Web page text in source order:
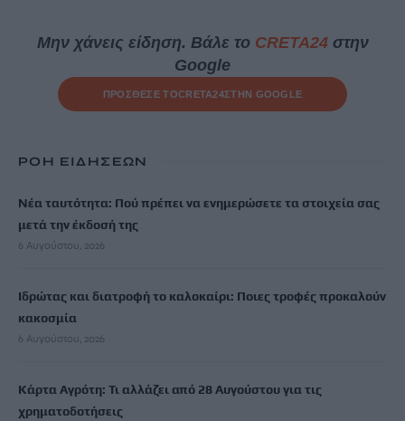
Μην χάνεις είδηση. Βάλε το CRETA24στην
Google
ΠΡΟΣΘΕΣΕ ΤΟCRETA24ΣΤΗΝ GOOGLE
ΡΟΗ ΕΙΔΗΣΕΩΝ
Νέα ταυτότητα: Πού πρέπει να ενημερώσετε τα στοιχεία σας
μετά την έκδοσή της
6 Αυγούστου, 2026
Ιδρώτας και διατροφή το καλοκαίρι: Ποιες τροφές προκαλούν
κακοσμία
6 Αυγούστου, 2026
Κάρτα Αγρότη: Τι αλλάζει από 28 Αυγούστου για τις
χρηματοδοτήσεις